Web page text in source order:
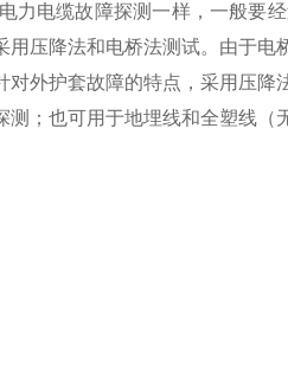
电缆故障探测一样，一般要经
压降法和电桥法测试。由于电
外护套故障的特点，采用压降
；也可用于地埋线和全塑线（